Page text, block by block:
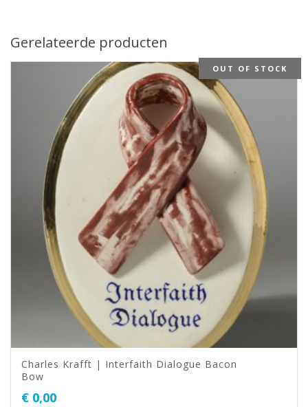
Gerelateerde producten
OUT OF STOCK
Charles Krafft | Interfaith Dialogue Bacon
Bow
€ 0,00